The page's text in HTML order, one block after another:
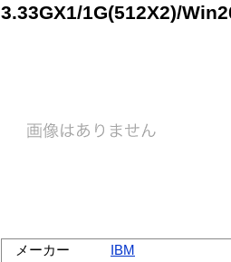
3.33GX1/1G(512X2)/
メーカー
IBM